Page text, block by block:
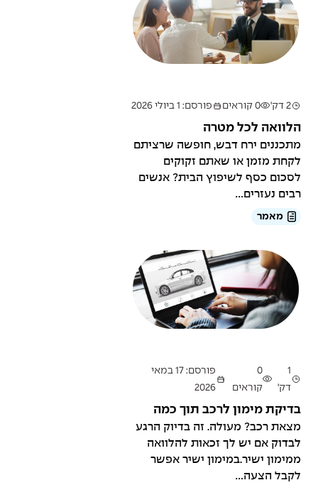
עיצוב וחיזוק זהות המותג,
העמקת הנוכחות הדיגיטלית,
חיזוק הקשר עם הלקוחות
ותמיכה במהלכי הצמיחה
והפעילות העסקית של
2 דק' 0 קוראים פורסם: 1 ביולי 2026
הלוואה לכל מטרה
מתכננים ירח דבש, חופשה שרציתם
לקחת מזמן או שאתם זקוקים
לסכום כסף לשיפוץ הבית? אנשים
רבים נעזרים...
מאמר
1
דק'
0
קוראים
פורסם: 17 במאי
2026
בדיקת מימון לרכב תוך כמה
דקות
מצאת רכב? מעולה. זה בדיוק הרגע
לבדוק אם יש לך זכאות להלוואה
ממימון ישיר.במימון ישיר אפשר
לקבל הצעה...